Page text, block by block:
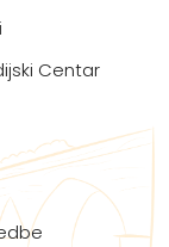
Centar